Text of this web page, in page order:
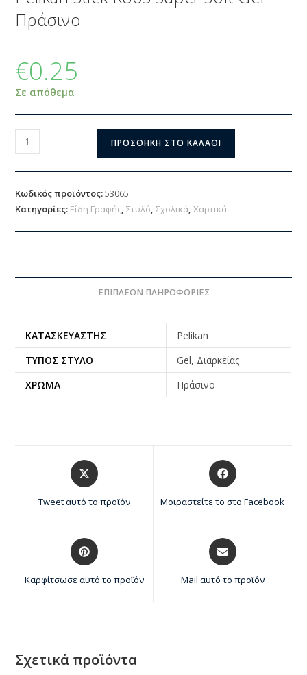
Πράσινο
€0.25
Σε απόθεμα
ΠΡΟΣΘΉΚΗ ΣΤΟ ΚΑΛΆΘΙ
Κωδικός προϊόντος:53065
Κατηγορίες: Είδη Γραφής,Στυλό,Σχολικά,Χαρτικά
ΕΠΙΠΛΈΟΝ ΠΛΗΡΟΦΟΡΊΕΣ
ΚΑΤΑΣΚΕΥΑΣΤΉΣ
Pelikan
ΤΎΠΟΣ ΣΤΥΛΌ
Gel, Διαρκείας
ΧΡΏΜΑ
Πράσινο
Tweet αυτό το προϊόν Μοιραστείτε το στο Facebook
Καρφίτσωσε αυτό το προϊόν Mail αυτό το προϊόν
Σχετικά προϊόντα